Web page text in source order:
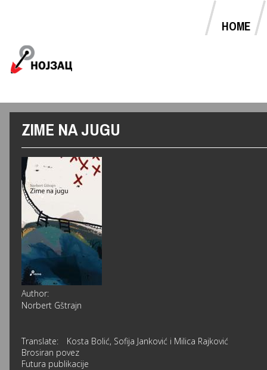
HOME
ZIME NA JUGU
Author:
Norbert Gštrajn
Translate:
Kosta Bolić, Sofija Janković i Milica Rajković
Brosiran povez
Futura publikacije